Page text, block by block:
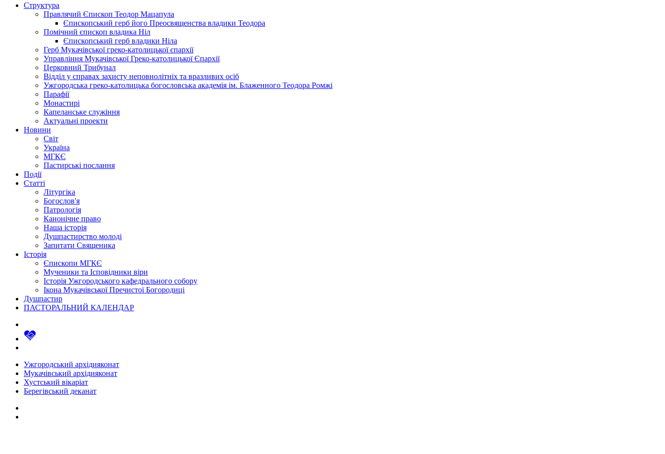
Структура
Правлячий Єпископ Теодор Мацапула
Єпископський герб його Преосвященства владики Теодора
Помічний єпископ владика Ніл
Єпископський герб владики Ніла
Герб Мукачівської греко-католицької єпархії
Управління Мукачівської Греко-католицької Єпархії
Церковний Трибунал
Відділ у справах захисту неповнолітніх та вразливих осіб
Ужгородська греко-католицька богословська академія ім. Блаженного Теодора Ромжі
Парафії
Монастирі
Капеланське служіння
Актуальні проекти
Новини
Світ
Україна
МГКЄ
Пастирські послання
Події
Статті
Літургіка
Богослов'я
Патрологія
Канонічне право
Наша історія
Душпастирство молоді
Запитати Священика
Історія
Єпископи МГКЄ
Мученики та Ісповідники віри
Історія Ужгородського кафедрального собору
Ікона Мукачівської Пречистої Богородиці
Душпастир
ПАСТОРАЛЬНИЙ КАЛЕНДАР
Ужгородський архідияконат
Мукачівський архідияконат
Хустський вікаріат
Берегівський деканат